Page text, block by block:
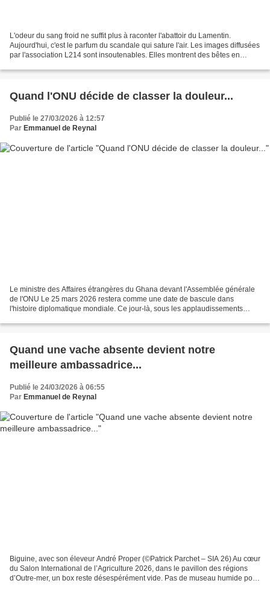
L'odeur du sang froid ne suffit plus à raconter l'abattoir du Lamentin.
Aujourd'hui, c'est le parfum du scandale qui sature l'air. Les images diffusées
par l'association L214 sont insoutenables. Elles montrent des bêtes en
Quand l'ONU décide de classer la douleur...
Publié le 27/03/2026 à 12:57
Par Emmanuel de Reynal
Le ministre des Affaires étrangères du Ghana devant l'Assemblée générale
de l'ONU Le 25 mars 2026 restera comme une date de bascule dans
l'histoire diplomatique mondiale. Ce jour-là, sous les applaudissements
Quand une vache absente devient notre
meilleure ambassadrice...
Publié le 24/03/2026 à 06:55
Par Emmanuel de Reynal
Biguine, avec son éleveur André Proper (©Patrick Parchet – SIA 26) Au cœur
du Salon International de l’Agriculture 2026, dans le pavillon des régions
d’Outre-mer, un box reste désespérément vide. Pas de museau humide pour